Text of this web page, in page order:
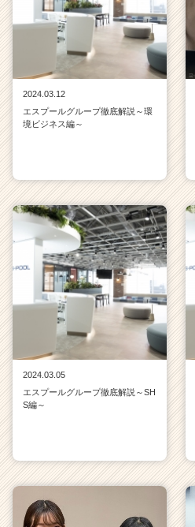
2024.03.12
エスプールグループ徹底解説～環
境ビジネス編～
2024.03.05
エスプールグループ徹底解説～SH
S編～